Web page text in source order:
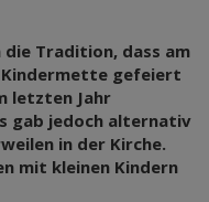
die Tradition, dass am
Kindermette gefeiert
letzten Jahr
gab jedoch alternativ
in der Kirche.
mit kleinen Kindern